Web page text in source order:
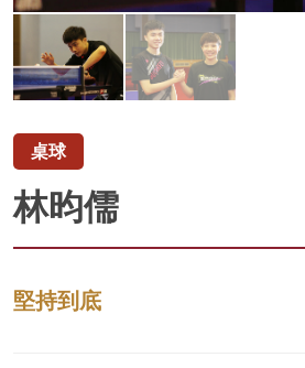
桌球
林昀儒
堅持到底